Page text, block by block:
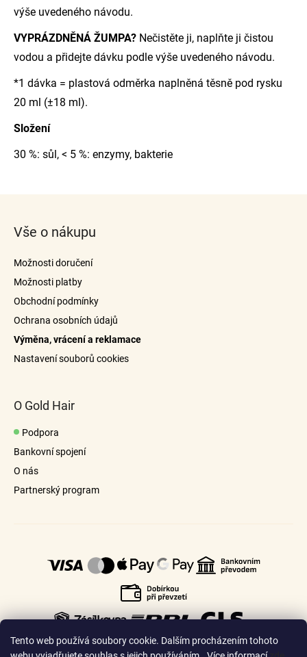
Tento web používá soubory cookie. Dalším procházením tohoto
výše uvedeného návodu.
VYPRÁZDNĚNÁ ŽUMPA? Nečistěte ji, naplňte ji čistou
vodou a přidejte dávku podle výše uvedeného návodu.
*1 dávka = plastová odměrka naplněná těsně pod rysku
20 ml (±18 ml).
Složení
30 %: sůl, < 5 %: enzymy, bakterie
Vše o nákupu
Možnosti doručení
Možnosti platby
Obchodní podmínky
Ochrana osobních údajů
Výměna, vrácení a reklamace
Nastavení souborů cookies
O Gold Hair
Podpora
Bankovní spojení
O nás
Partnerský program